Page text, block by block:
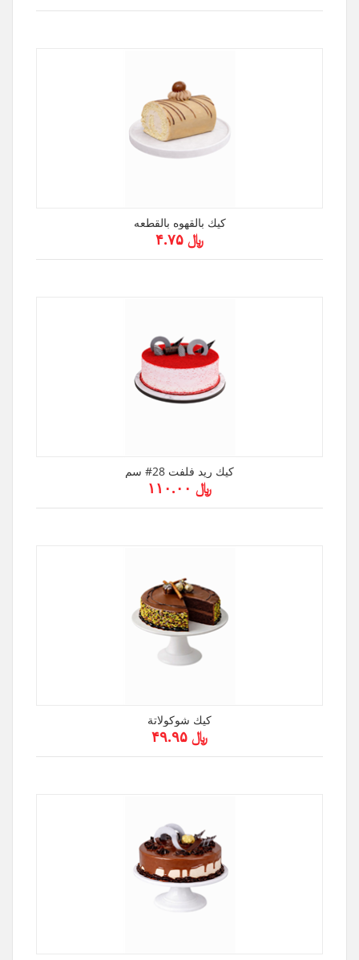
كيك بالقهوه بالقطعه
﷼ ۴.۷۵
كيك ريد فلفت 28# سم
﷼ ۱۱۰.۰۰
كيك شوكولاتة
﷼ ۴۹.۹۵